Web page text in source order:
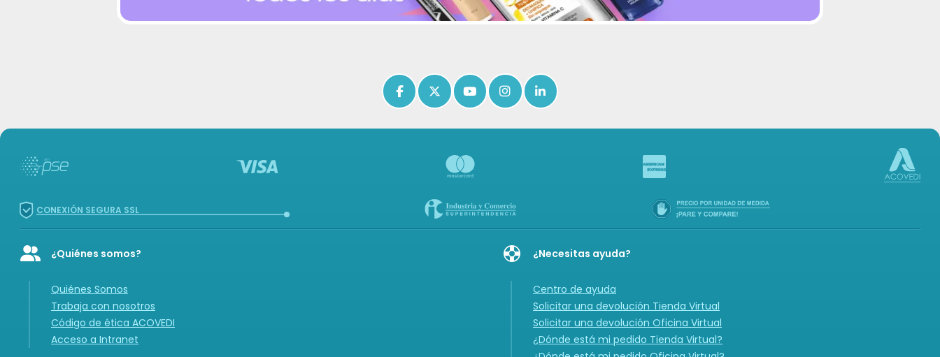
Icon of facebook-f
Icon of x-twitter
Icon of youtube
Icon of instagram
Icon of linkedin-in
CONEXIÓN SEGURA SSL
Icon of user-group
¿Quiénes somos?
Quiénes Somos
Trabaja con nosotros
Código de ética ACOVEDI
Acceso a Intranet
¿Necesitas ayuda?
Centro de ayuda
Solicitar una devolución Tienda Virtual
Solicitar una devolución Oficina Virtual
¿Dónde está mi pedido Tienda Virtual?